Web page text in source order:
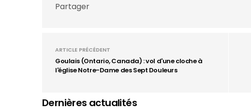
Partager
ARTICLE PRÉCÉDENT
Goulais (Ontario, Canada) : vol d'une cloche à
l'église Notre-Dame des Sept Douleurs
Dernières actualités